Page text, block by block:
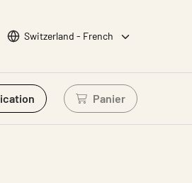
Choisir la langue
Switzerland - French
Panier
Connectez-vous